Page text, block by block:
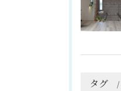
タグ